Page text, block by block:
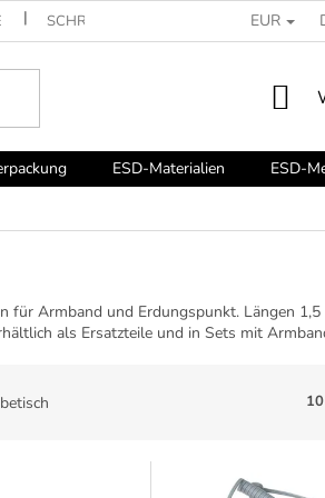
SCHREIBEN SIE UNS ESD-
EUR
ESD-Materialien ESD-
Armband und Erdungspunkt. Längen
als Ersatzteile und in Sets mit
10